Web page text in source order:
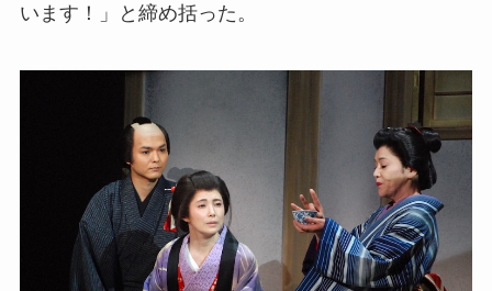
います！」と締め括った。